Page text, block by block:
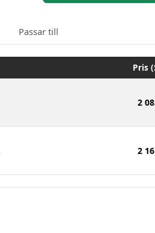
Passar till
Pris
2
2